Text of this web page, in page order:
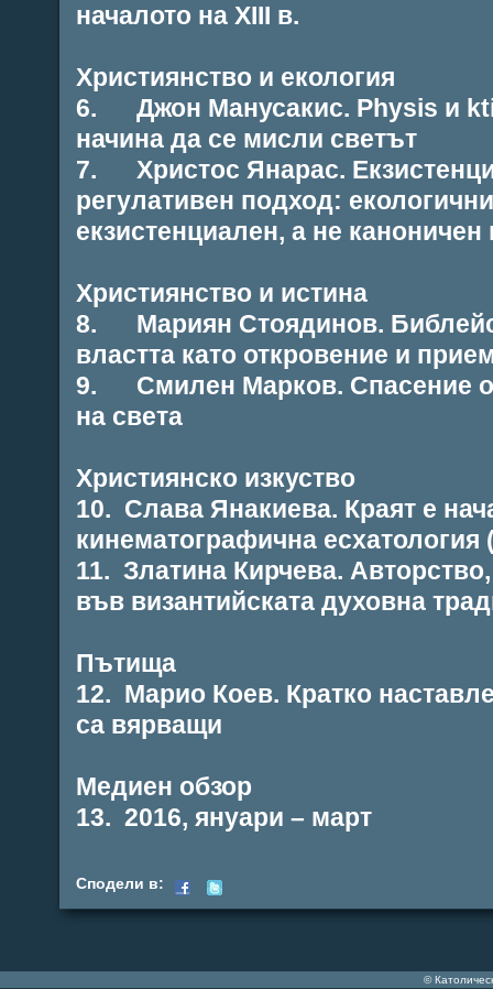
началото на XIII в.
Християнство и екология
6. Джон Манусакис. Physis и
начина да се мисли светът
7. Христос Янарас.
регулативен подход:
екзистенциален, а не
Християнство и истина
8. Мариян Стоядинов.
властта като откровение и
9. Смилен Марков. Спасение
на света
Християнско изкуство
10. Слава Янакиева. Краят е
кинематографична
11. Златина Кирчева.
във византийската духовна
Пътища
12. Марио Коев. Кратко
са вярващи
Медиен обзор
13. 2016, януари – март
Сподели в:
©